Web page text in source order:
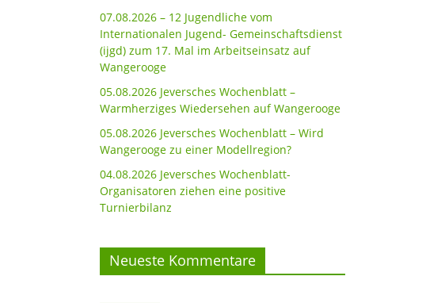
07.08.2026 – 12 Jugendliche vom
Internationalen Jugend- Gemeinschaftsdienst
(ijgd) zum 17. Mal im Arbeitseinsatz auf
Wangerooge
05.08.2026 Jeversches Wochenblatt –
Warmherziges Wiedersehen auf Wangerooge
05.08.2026 Jeversches Wochenblatt – Wird
Wangerooge zu einer Modellregion?
04.08.2026 Jeversches Wochenblatt-
Organisatoren ziehen eine positive
Turnierbilanz
Neueste Kommentare